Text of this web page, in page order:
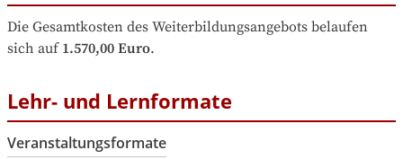
Die Gesamtkosten des Weiterbildungsangebots belaufen
sich auf 1.570,00 Euro.
Lehr- und Lernformate
Veranstaltungsformate